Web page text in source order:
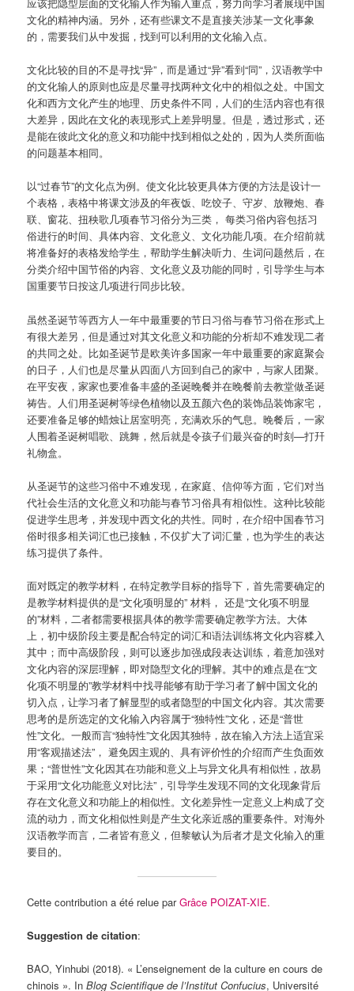
文化的精神内涵。另外，还有些课文不是直接关涉某一文化事象
的，需要我们从中发掘，找到可以利用的文化输入点。
文化比较的目的不是寻找“异”，而是通过“异”看到“同”，汉语教学中
的文化输人的原则也应是尽量寻找两种文化中的相似之处。中国文
化和西方文化产生的地理、历史条件不同，人们的生活内容也有很
大差异，因此在文化的表现形式上差异明显。但是，透过形式，还
是能在彼此文化的意义和功能中找到相似之处的，因为人类所面临
的问题基本相同。
以“过春节”的文化点为例。使文化比较更具体方便的方法是设计一
个表格，表格中将课文涉及的年夜饭、吃饺子、守岁、放鞭炮、春
联、窗花、扭秧歌几项春节习俗分为三类， 每类习俗内容包括习
俗进行的时间、具体内容、文化意义、文化功能几项。在介绍前就
将准备好的表格发给学生，帮助学生解决听力、生词问题然后，在
分类介绍中国节俗的内容、文化意义及功能的同时，引导学生与本
国重要节日按这几项进行同步比较。
虽然圣诞节等西方人一年中最重要的节日习俗与春节习俗在形式上
有很大差另，但是通过对其文化意义和功能的分析却不难发现二者
的共同之处。比如圣诞节是欧美许多国家一年中最重要的家庭聚会
的日子，人们也是尽量从四面八方回到自己的家中，与家人团聚。
在平安夜，家家也要准备丰盛的圣诞晚餐并在晚餐前去教堂做圣诞
祷告。人们用圣诞树等绿色植物以及五颜六色的装饰品装饰家宅，
还要准备足够的蜡烛让居室明亮，充满欢乐的气息。晚餐后，一家
人围着圣诞树唱歌、跳舞，然后就是令孩子们最兴奋的时刻—打幵
礼物盒。
从圣诞节的这些习俗中不难发现，在家庭、信仰等方面，它们对当
代社会生活的文化意义和功能与春节习俗具有相似性。这种比较能
促进学生思考，并发现中西文化的共性。同时，在介绍中国春节习
俗时很多相关词汇也已接触，不仅扩大了词汇量，也为学生的表达
练习提供了条件。
面对既定的教学材料，在特定教学目标的指导下，首先需要确定的
是教学材料提供的是“文化项明显的” 材料， 还是“文化项不明显
的”材料，二者都需要根据具体的教学需要确定教学方法。大体
上，初中级阶段主要是配合特定的词汇和语法训练将文化内容糅入
其中；而中高级阶段，则可以逐步加强成段表达训练，着意加强对
文化内容的深层理解，即对隐型文化的理解。其中的难点是在“文
化项不明显的”教学材料中找寻能够有助于学习者了解中国文化的
切入点，让学习者了解显型的或者隐型的中国文化内容。其次需要
思考的是所选定的文化输入内容属于“独特性”文化，还是“普世
性”文化。一般而言“独特性”文化因其独特，故在输入方法上适宜采
用“客观描述法”， 避免因主观的、具有评价性的介绍而产生负面效
果；“普世性”文化因其在功能和意义上与异文化具有相似性，故易
于采用“文化功能意义对比法”，引导学生发现不同的文化现象背后
存在文化意义和功能上的相似性。文化差异性一定意义上构成了交
流的动力，而文化相似性则是产生文化亲近感的重要条件。对海外
汉语教学而言，二者皆有意义，但黎敏认为后者才是文化输入的重
要目的。
Cette contribution a été relue parGrâce POIZAT-XIE.
Suggestion de citation:
BAO, Yinhubi (2018). « L’enseignement de la culture en cours de
chinois ». InBlog Scientifique de l’Institut Confucius, Université